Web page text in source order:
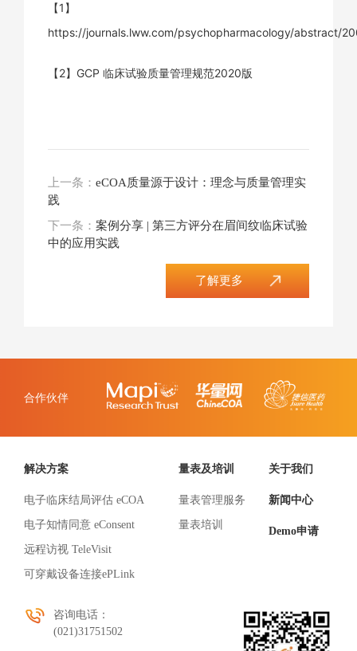
【1】
https://journals.lww.com/psychopharmacology/abstract/
【2】GCP 临床试验质量管理规范2020版
上一条： eCOA质量源于设计：理念与质量管理实
践
下一条： 案例分享 | 第三方评分在眉间纹临床试验
中的应用实践
了解更多
合作伙伴
解决方案
电子临床结局评估 eCOA
电子知情同意 eConsent
远程访视 TeleVisit
可穿戴设备连接ePLink
量表及培训
量表管理服务
量表培训
关于我们
新闻中心
Demo申请
咨询电话：
(021)31751502